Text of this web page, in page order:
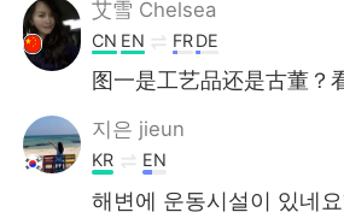
艾雪 Chelsea
CN EN FRDE
图一是工艺品还是古董？
지은 jieun
KR EN
해변에 운동시설이 있네